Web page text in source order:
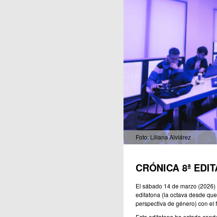
Foto: Liliana Alviárez
CRÓNICA 8ª
El sábado 14 de marzo
editatona (la octava desde
perspectiva de género) con el